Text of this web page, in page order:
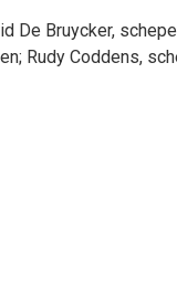
De Bruycker,
; Rudy Coddens,